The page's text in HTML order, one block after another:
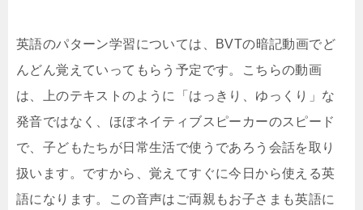
英語のパターン学習については、BVTの暗記動画でど
んどん覚えていってもらう予定です。こちらの動画
は、上のテキストのように「はっきり、ゆっくり」な
発音ではなく、ほぼネイティブスピーカーのスピード
で、子どもたちが日常生活で使うであろう会話を取り
扱います。ですから、覚えてすぐに今日から使える英
語になります。この音声はご両親もお子さまも英語に